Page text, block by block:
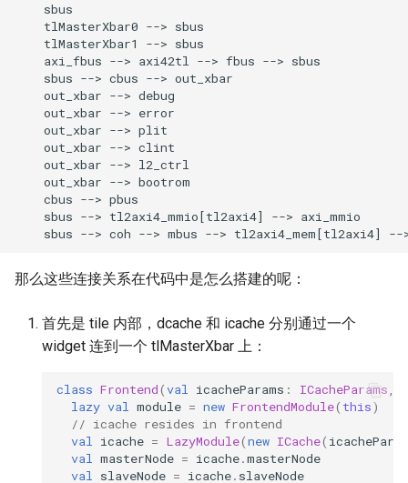
    sbus
    tlMasterXbar0 --> sbus
    tlMasterXbar1 --> sbus
    axi_fbus --> axi42tl --> fbus --> sbus
    sbus --> cbus --> out_xbar
    out_xbar --> debug
    out_xbar --> error
    out_xbar --> plit
    out_xbar --> clint
    out_xbar --> l2_ctrl
    out_xbar --> bootrom
    cbus --> pbus
    sbus --> tl2axi4_mmio[tl2axi4] --> axi_mmio
sbus --> coh --> mbus --> tl2axi4_mem[tl2axi4]
那么这些连接关系在代码中是怎么搭建的呢：
首先是 tile 内部，dcache 和 icache 分别通过一个
widget 连到一个 tlMasterXbar 上：
class Frontend(val icacheParams : ICacheParams,
lazy val module = new FrontendModule( this )
// icache resides in frontend
val icache = LazyModule(new ICache(
val masterNode = icache.masterNode
val slaveNode = icache. slaveNode